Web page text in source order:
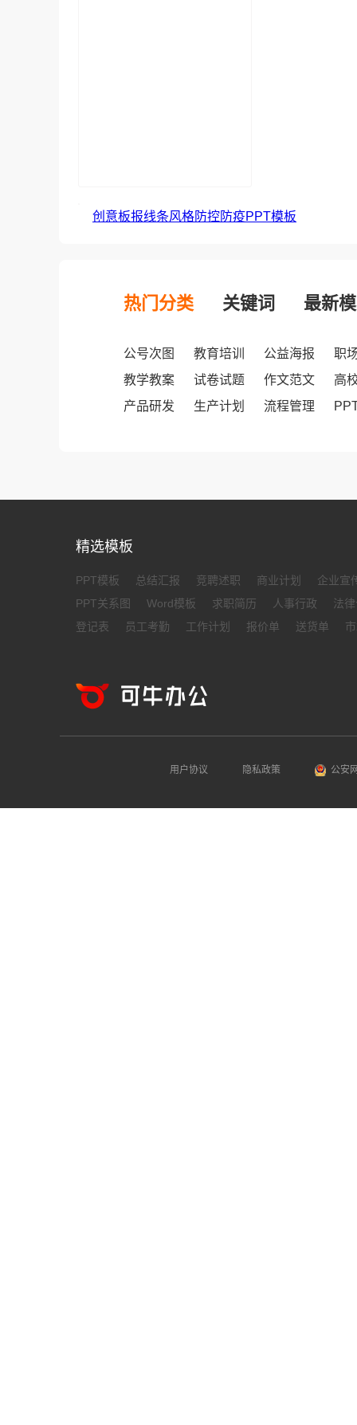
创意板报线条风格防控防疫PPT模板
热门分类 关键词 最新
公号次图 教育培训 公益海报
职
教学教案
试卷试题 作文范文
高
产品研发
生产计划 流程管理
精选模板
PPT模板 总结汇报 竞聘述职 商业计划
企业宣
PPT关系图
Word模板 求职简历 人事行政
法
登记表
员工考勤 工作计划 报价单 送货单
用户协议 隐私政策 公安